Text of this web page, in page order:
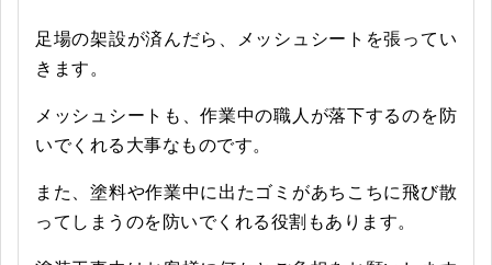
足場の架設が済んだら、メッシュシートを張ってい
きます。
メッシュシートも、作業中の職人が落下するのを防
いでくれる大事なものです。
また、塗料や作業中に出たゴミがあちこちに飛び散
ってしまうのを防いでくれる役割もあります。